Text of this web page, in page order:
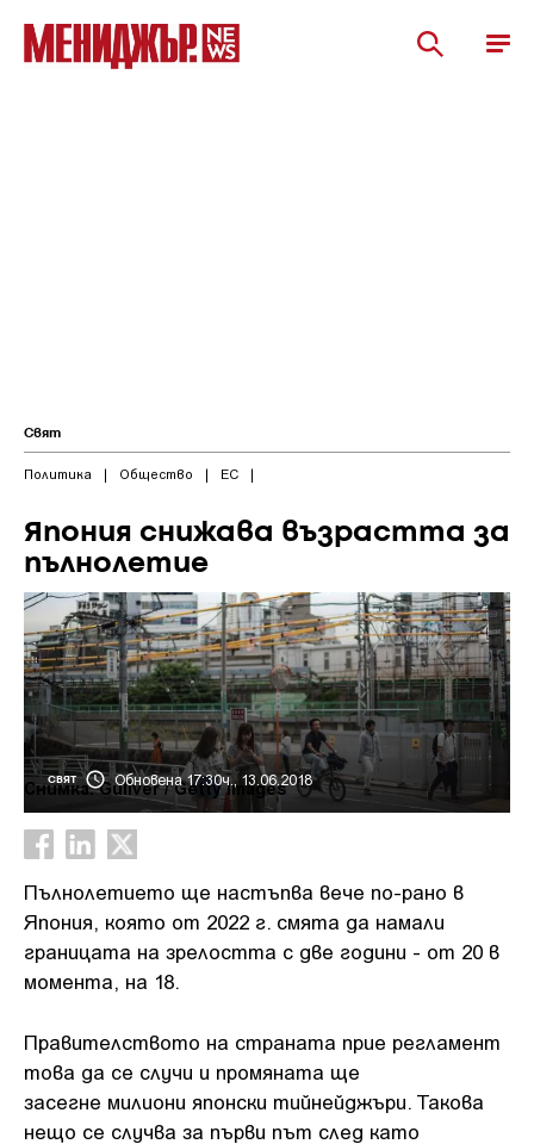
Свят
Политика | Общество | ЕС |
Япония снижава възрастта за
пълнолетие
СВЯТ Обновена 17:30ч., 13.06.2018
Снимка: Guliver / Getty Images
Пълнолетието ще настъпва вече по-рано в
Япония, която от 2022 г. смята да намали
границата на зрелостта с две години - от 20 в
момента, на 18.
Правителството на страната прие регламент
това да се случи и промяната ще
засегне милиони японски тийнейджъри. Такова
нещо се случва за първи път след като